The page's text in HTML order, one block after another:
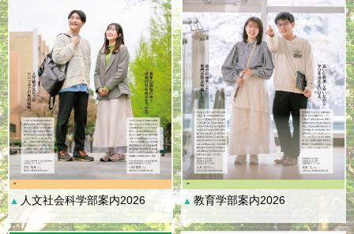
▲ 人文社会科学部案内2026 ▲ 教育学部案内2026